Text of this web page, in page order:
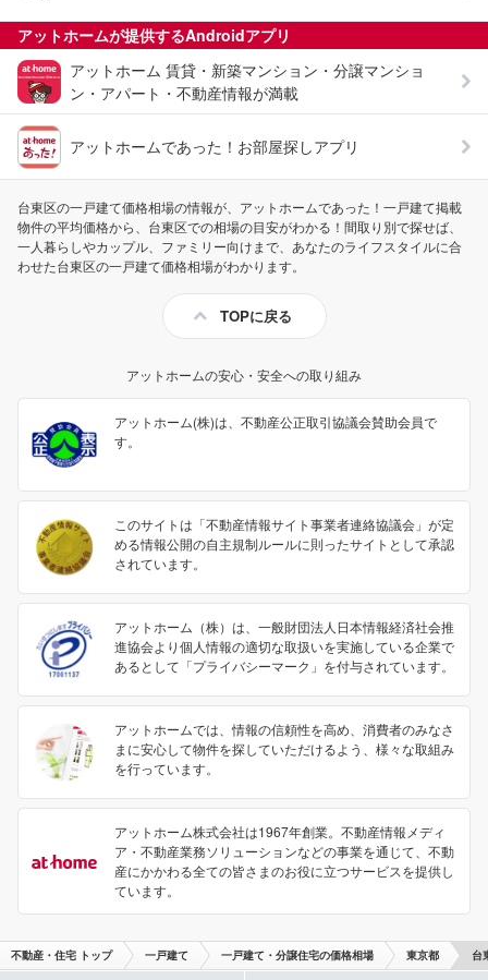
アットホームが提供するAndroidアプリ
アットホーム 賃貸・新築マンション・分譲マンショ
ン・アパート・不動産情報が満載
アットホームであった！お部屋探しアプリ
台東区の一戸建て価格相場の情報が、アットホームであった！一戸建て掲載
物件の平均価格から、台東区での相場の目安がわかる！間取り別で探せば、
一人暮らしやカップル、ファミリー向けまで、あなたのライフスタイルに合
わせた台東区の一戸建て価格相場がわかります。
TOPに戻る
アットホームの安心・安全への取り組み
アットホーム(株)は、不動産公正取引協議会賛助会員で
す。
このサイトは「不動産情報サイト事業者連絡協議会」が定
める情報公開の自主規制ルールに則ったサイトとして承認
されています。
アットホーム（株）は、一般財団法人日本情報経済社会推
進協会より個人情報の適切な取扱いを実施している企業で
あるとして「プライバシーマーク」を付与されています。
アットホームでは、情報の信頼性を高め、消費者のみなさ
まに安心して物件を探していただけるよう、様々な取組み
を行っています。
アットホーム株式会社は1967年創業。不動産情報メディ
ア・不動産業務ソリューションなどの事業を通じて、不動
産にかかわる全ての皆さまのお役に立つサービスを提供し
ています。
不動産・住宅 トップ 一戸建て 一戸建て・分譲住宅の価格相場 東京都 台